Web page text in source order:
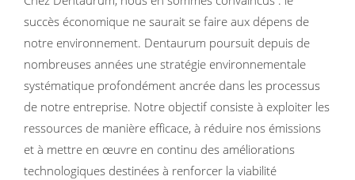
succès économique ne saurait se faire aux dépens de
notre environnement. Dentaurum poursuit depuis de
nombreuses années une stratégie environnementale
systématique profondément ancrée dans les processus
de notre entreprise. Notre objectif consiste à exploiter les
ressources de manière efficace, à réduire nos émissions
et à mettre en œuvre en continu des améliorations
technologiques destinées à renforcer la viabilité